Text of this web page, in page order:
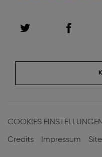
Pied
de
COOKIES EINSTELLUNGEN
Credits Impressum